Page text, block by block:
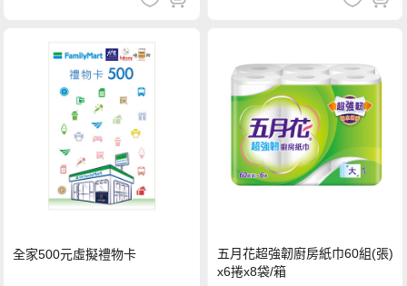
全家500元虛擬禮物卡
五月花超強韌廚房紙巾60組(張)
x6捲x8袋/箱